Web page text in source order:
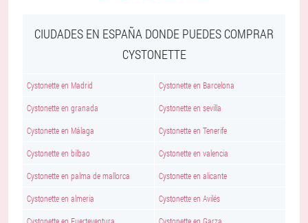
CIUDADES EN ESPAÑA DONDE PUEDES COMPRAR
CYSTONETTE
Cystonette en Madrid Cystonette en Barcelona
Cystonette en granada Cystonette en sevilla
Cystonette en Málaga Cystonette en Tenerife
Cystonette en bilbao Cystonette en valencia
Cystonette en palma de mallorca Cystonette en alicante
Cystonette en almeria Cystonette en Avilés